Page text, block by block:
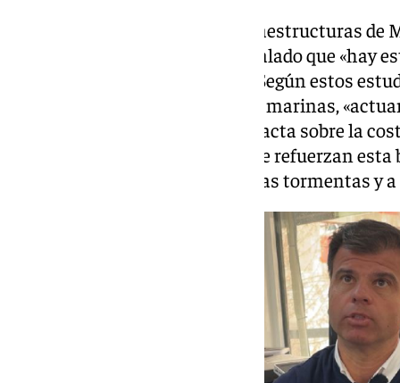
Para el concejal de Obras e Infraestructuras de
entrevista a este medio, ha señalado que «hay
frenarían la pérdida de arena». Según estos
alteran el flujo de las corrientes marinas,
la fuerza con la que el agua impacta sobre la
acumulación de sedimentos que refuerzan
protección de la costa frente a las tormentas y